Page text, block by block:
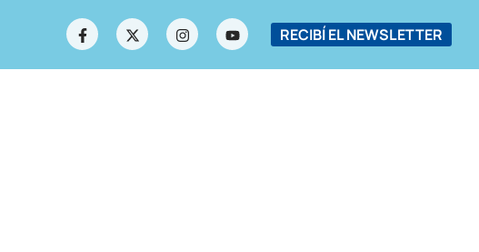
RECIBÍ EL NEWSLETTER